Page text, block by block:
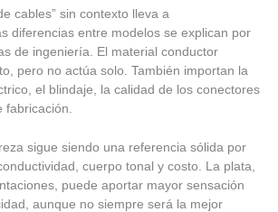
cables” sin contexto lleva a
diferencias entre modelos se explican por
de ingeniería. El material conductor
pero no actúa solo. También importan la
el blindaje, la calidad de los conectores
fabricación.
sigue siendo una referencia sólida por
cuerpo tonal y costo. La plata,
puede aportar mayor sensación
aunque no siempre será la mejor